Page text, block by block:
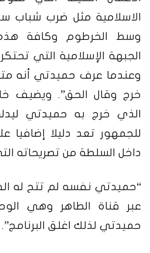
الاسلامية مثل ضرب شباب
وسط الخرطوم وكافة
الجبهة الإسلامية التي
وعندما عرف حميدتي أنه
خرج وقال الحق”. ويضيف
الذي خرج به حميدتي
للجمهور تعد دليلا إضافيا
داخل السلطة من تصريحاته
“حميدتي نفسه لم تتح له
عبر قناة الطاهر وهي
حميدتي لذلك اغلق البرنامج”.